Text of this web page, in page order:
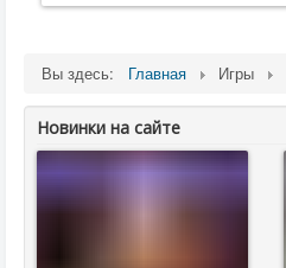
Вы здесь: Главная Игры
Новинки на сайте